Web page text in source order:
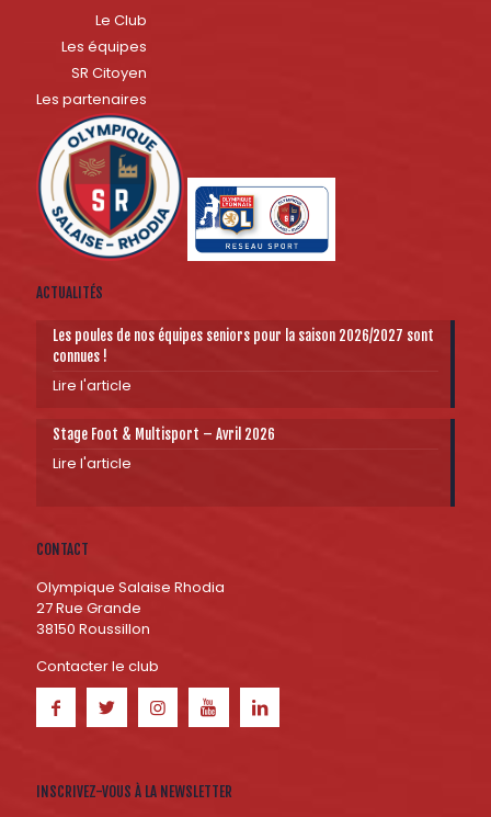
Le Club
Les équipes
SR Citoyen
Les partenaires
ACTUALITÉS
Les poules de nos équipes seniors pour la saison 2026/2027 sont
connues !
Lire l'article
Stage Foot & Multisport – Avril 2026
Lire l'article
CONTACT
Olympique Salaise Rhodia
27 Rue Grande
38150 Roussillon
Contacter le club
INSCRIVEZ-VOUS À LA NEWSLETTER